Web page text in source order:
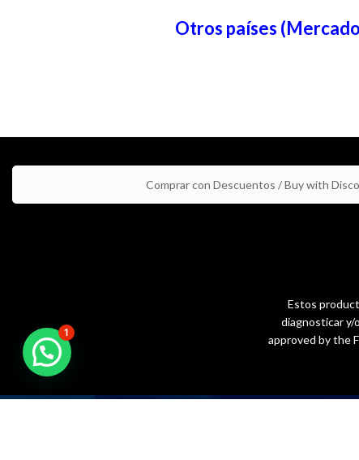
Otros países
Comprar con Descuentos / Buy with
Estos
diagnosticar y/
approved by the
1